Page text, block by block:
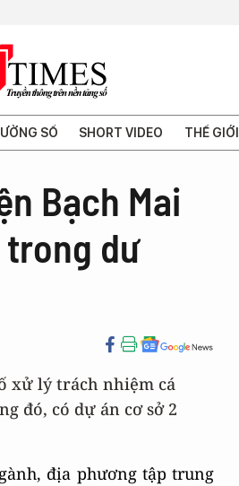
SỐ SHORT VIDEO THẾ GIỚI
Bạch Mai
dư
xử lý trách nhiệm cá
đó, có dự án cơ sở 2
địa phương tập trung